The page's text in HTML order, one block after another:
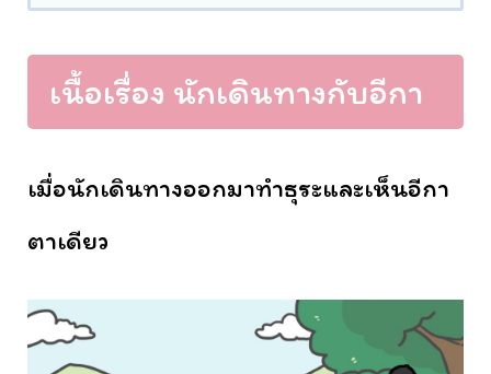
เนื้อเรื่อง นักเดินทางกับอีกา
เมื่อนักเดินทางออกมาทำธุระและเห็นอีกา
ตาเดียว